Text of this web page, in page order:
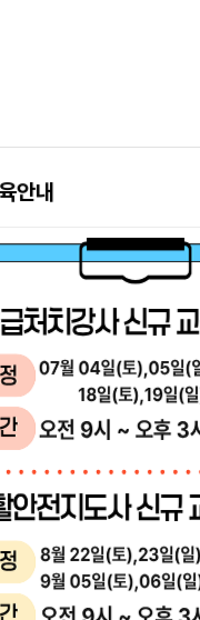
안내
적화된 교